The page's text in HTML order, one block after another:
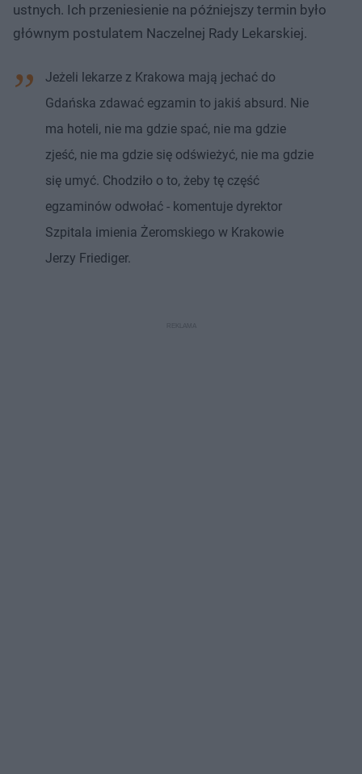
ustnych. Ich przeniesienie na późniejszy termin było
głównym postulatem Naczelnej Rady Lekarskiej.
Jeżeli lekarze z Krakowa mają jechać do
Gdańska zdawać egzamin to jakiś absurd. Nie
ma hoteli, nie ma gdzie spać, nie ma gdzie
zjeść, nie ma gdzie się odświeżyć, nie ma gdzie
się umyć. Chodziło o to, żeby tę część
egzaminów odwołać - komentuje dyrektor
Szpitala imienia Żeromskiego w Krakowie
Jerzy Friediger.